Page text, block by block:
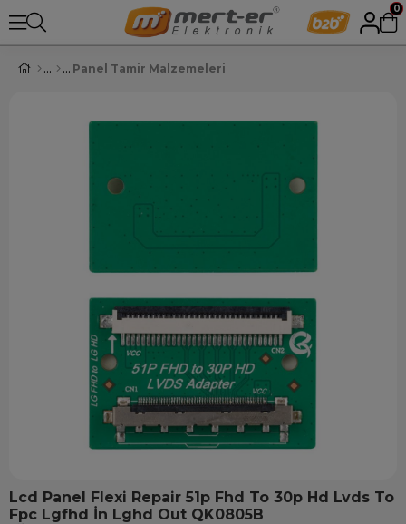
0
Panel Tamir Malzemeleri
Lcd Panel Flexi Repair 51p Fhd To 30p Hd Lvds To
Fpc Lgfhd İn Lghd Out QK0805B